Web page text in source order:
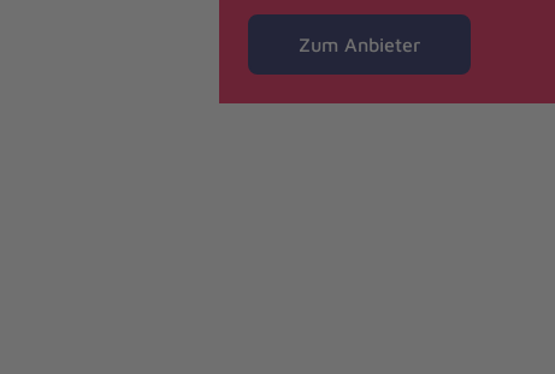
Zum Anbieter